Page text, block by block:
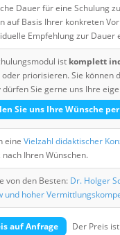
Dauer für eine Schulung
auf Basis Ihrer konkreten
Empfehlung zur Dauer
ist komplett
priorisieren. Sie können
Sie gerne uns Ihre
Sie uns Ihre Wünsche
eine Vielzahl didaktischer
nach Ihren Wünschen.
von den Besten: Dr. Holger
und hoher
auf Anfrage
Der Preis